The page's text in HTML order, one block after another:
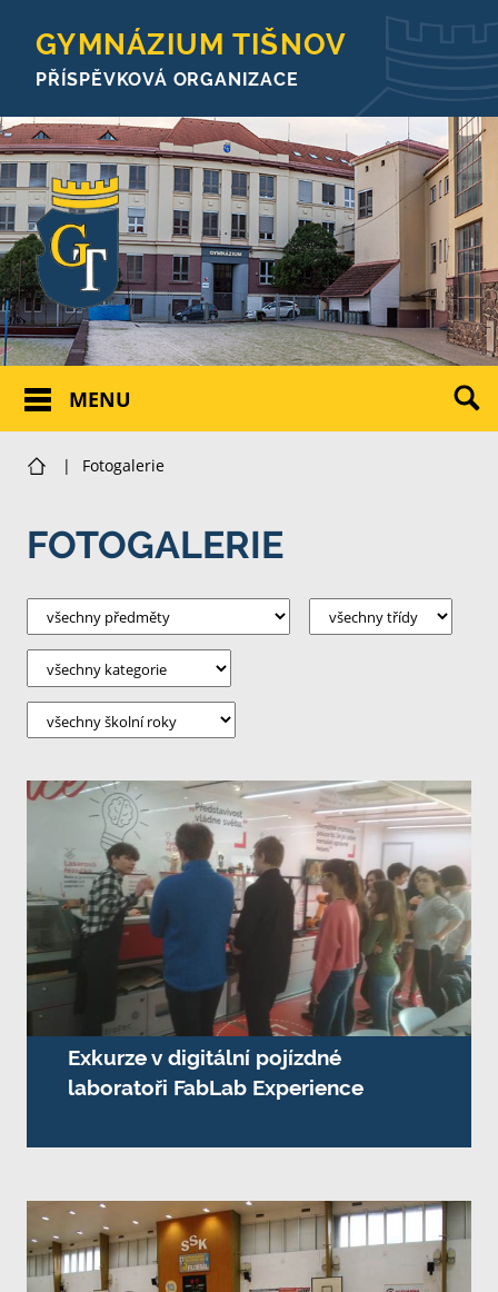
GYMNÁZIUM TIŠNOV
PŘÍSPĚVKOVÁ ORGANIZACE
MENU
| Fotogalerie
FOTOGALERIE
Exkurze v digitální pojízdné
laboratoři FabLab Experience